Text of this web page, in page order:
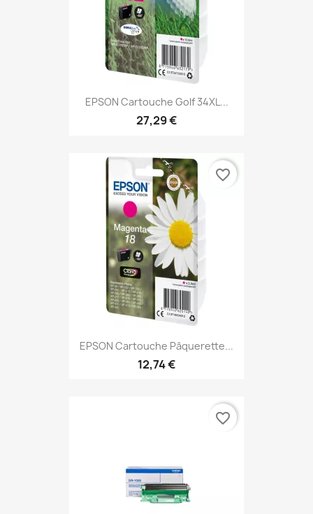
EPSON Cartouche Golf 34XL...
27,29 €
EPSON Cartouche Pâquerette...
12,74 €
favorite_border
favorite_border